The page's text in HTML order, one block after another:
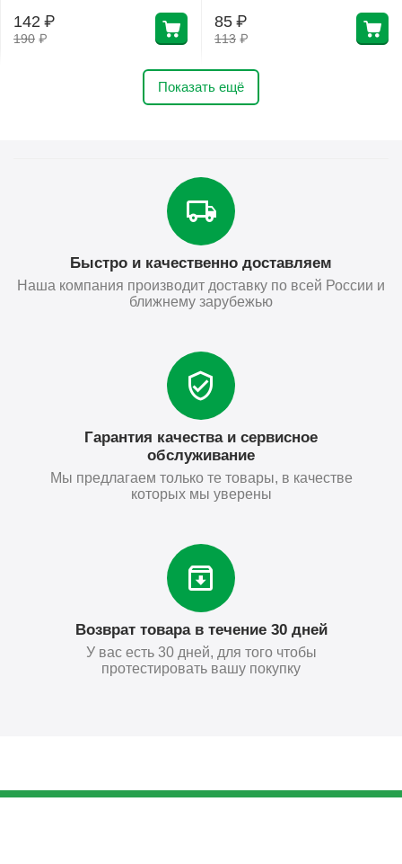
190 ₽
142 ₽
113 ₽
85 ₽
Показать ещё
Быстро и качественно доставляем
Наша компания производит доставку по всей России и
ближнему зарубежью
Гарантия качества и сервисное
обслуживание
Мы предлагаем только те товары, в качестве
которых мы уверены
Возврат товара в течение 30 дней
У вас есть 30 дней, для того чтобы
протестировать вашу покупку